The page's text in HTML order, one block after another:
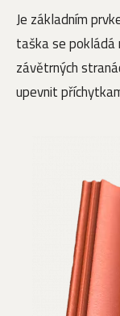
Je základním
taška se pokládá
závětrných
upevnit